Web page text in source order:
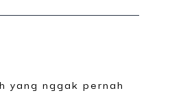
yang nggak pernah